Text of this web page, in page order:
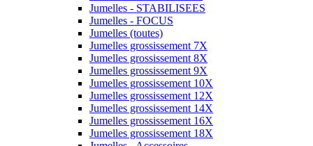
Jumelles - STABILISEES
Jumelles - FOCUS
Jumelles (toutes)
Jumelles grossissement 7X
Jumelles grossissement 8X
Jumelles grossissement 9X
Jumelles grossissement 10X
Jumelles grossissement 12X
Jumelles grossissement 14X
Jumelles grossissement 16X
Jumelles grossissement 18X